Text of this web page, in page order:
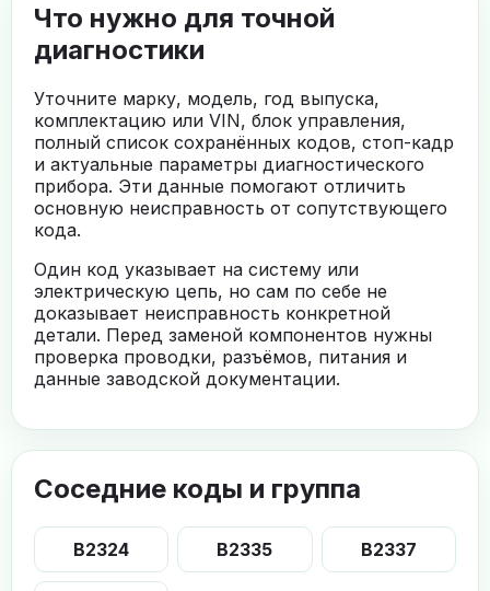
Что нужно для точной
диагностики
Уточните марку, модель, год выпуска,
комплектацию или VIN, блок управления,
полный список сохранённых кодов, стоп-кадр
и актуальные параметры диагностического
прибора. Эти данные помогают отличить
основную неисправность от сопутствующего
кода.
Один код указывает на систему или
электрическую цепь, но сам по себе не
доказывает неисправность конкретной
детали. Перед заменой компонентов нужны
проверка проводки, разъёмов, питания и
данные заводской документации.
Соседние коды и группа
B2324 B2335 B2337